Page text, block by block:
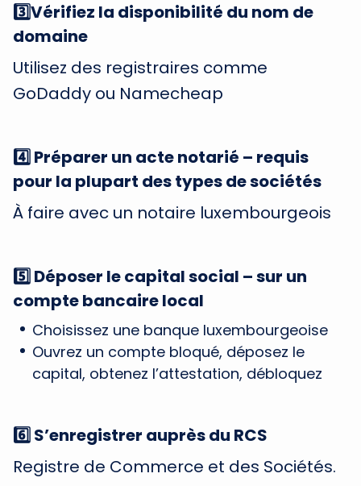
3️⃣Vérifiez la disponibilité du nom de
domaine
Utilisez des registraires comme
GoDaddy ou Namecheap
4️⃣ Préparer un acte notarié – requis
pour la plupart des types de sociétés
À faire avec un notaire luxembourgeois
5️⃣ Déposer le capital social – sur un
compte bancaire local
Choisissez une banque luxembourgeoise
Ouvrez un compte bloqué, déposez le
capital, obtenez l’attestation, débloquez
6️⃣ S’enregistrer auprès du RCS
Registre de Commerce et des Sociétés.